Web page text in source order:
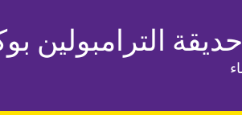
حديقة الترامبولين